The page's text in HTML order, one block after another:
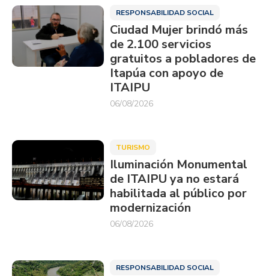
RESPONSABILIDAD SOCIAL
Ciudad Mujer brindó más
de 2.100 servicios
gratuitos a pobladores de
Itapúa con apoyo de
ITAIPU
06/08/2026
TURISMO
Iluminación Monumental
de ITAIPU ya no estará
habilitada al público por
modernización
06/08/2026
RESPONSABILIDAD SOCIAL